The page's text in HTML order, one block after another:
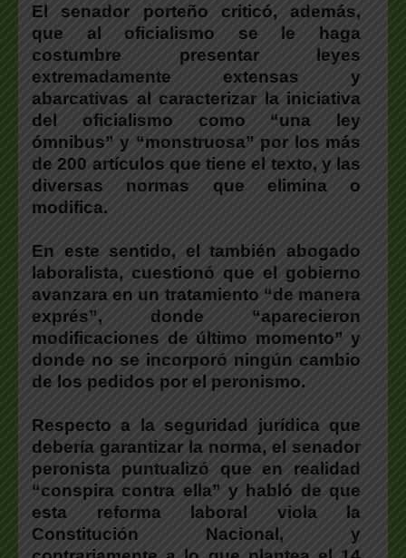
El senador porteño criticó, además,
que al oficialismo se le haga
costumbre presentar leyes
extremadamente extensas y
abarcativas al caracterizar la iniciativa
del oficialismo como “una ley
ómnibus” y “monstruosa” por los más
de 200 artículos que tiene el texto, y las
diversas normas que elimina o
modifica.
En este sentido, el también abogado
laboralista, cuestionó que el gobierno
avanzara en un tratamiento “de manera
exprés”, donde “aparecieron
modificaciones de último momento” y
donde no se incorporó ningún cambio
de los pedidos por el peronismo.
Respecto a la seguridad jurídica que
debería garantizar la norma, el senador
peronista puntualizó que en realidad
“conspira contra ella” y habló de que
esta reforma laboral viola la
Constitución Nacional, y